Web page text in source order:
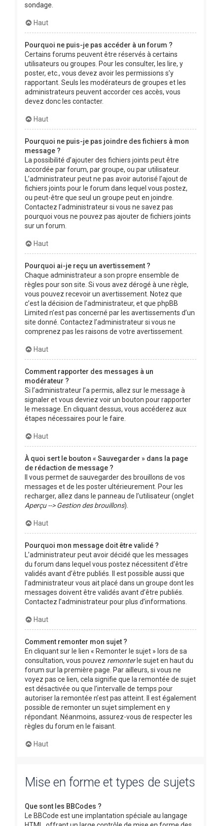
sondage.
Haut
Pourquoi ne puis-je pas accéder à un forum ?
Certains forums peuvent être réservés à certains
utilisateurs ou groupes. Pour les consulter, les lire, y
poster, etc., vous devez avoir les permissions s’y
rapportant. Seuls les modérateurs de groupes et les
administrateurs peuvent accorder ces accès, vous
devez donc les contacter.
Haut
Pourquoi ne puis-je pas joindre des fichiers à mon
message ?
La possibilité d’ajouter des fichiers joints peut être
accordée par forum, par groupe, ou par utilisateur.
L’administrateur peut ne pas avoir autorisé l’ajout de
fichiers joints pour le forum dans lequel vous postez,
ou peut-être que seul un groupe peut en joindre.
Contactez l’administrateur si vous ne savez pas
pourquoi vous ne pouvez pas ajouter de fichiers joints
sur un forum.
Haut
Pourquoi ai-je reçu un avertissement ?
Chaque administrateur a son propre ensemble de
règles pour son site. Si vous avez dérogé à une règle,
vous pouvez recevoir un avertissement. Notez que
c’est la décision de l’administrateur, et que phpBB
Limited n’est pas concerné par les avertissements d’un
site donné. Contactez l’administrateur si vous ne
comprenez pas les raisons de votre avertissement.
Haut
Comment rapporter des messages à un
modérateur ?
Si l’administrateur l’a permis, allez sur le message à
signaler et vous devriez voir un bouton pour rapporter
le message. En cliquant dessus, vous accéderez aux
étapes nécessaires pour le faire.
Haut
À quoi sert le bouton « Sauvegarder » dans la page
de rédaction de message ?
Il vous permet de sauvegarder des brouillons de vos
messages et de les poster ultérieurement. Pour les
recharger, allez dans le panneau de l’utilisateur (onglet
Aperçu --> Gestion des brouillons).
Haut
Pourquoi mon message doit être validé ?
L’administrateur peut avoir décidé que les messages
du forum dans lequel vous postez nécessitent d’être
validés avant d’être publiés. Il est possible aussi que
l’administrateur vous ait placé dans un groupe dont les
messages doivent être validés avant d’être publiés.
Contactez l’administrateur pour plus d’informations.
Haut
Comment remonter mon sujet ?
En cliquant sur le lien « Remonter le sujet » lors de sa
consultation, vous pouvez remonterle sujet en haut du
forum sur la première page. Par ailleurs, si vous ne
voyez pas ce lien, cela signifie que la remontée de sujet
est désactivée ou que l’intervalle de temps pour
autoriser la remontée n’est pas atteint. Il est également
possible de remonter un sujet simplement en y
répondant. Néanmoins, assurez-vous de respecter les
règles du forum en le faisant.
Haut
Mise en forme et types de sujets
Que sont les BBCodes ?
Le BBCode est une implantation spéciale au langage